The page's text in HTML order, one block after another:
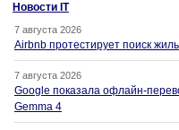
Новости IT
7 августа 2026
Airbnb протестирует поиск
7 августа 2026
Google показала офлайн-
Gemma 4